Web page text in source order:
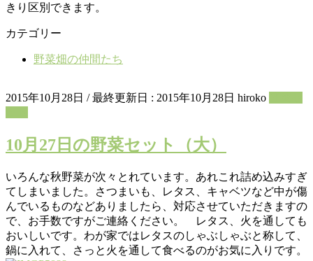
きり区別できます。
カテゴリー
野菜畑の仲間たち
2015年10月28日 / 最終更新日 : 2015年10月28日 hiroko
10月27日の野菜セット（大）
いろんな秋野菜が次々とれています。あれこれ詰め込みすぎ
てしまいました。さつまいも、レタス、キャベツなど中が傷
んでいるものなどありましたら、対応させていただきますの
で、お手数ですがご連絡ください。 レタス、火を通しても
おいしいです。わが家ではレタスのしゃぶしゃぶと称して、
鍋に入れて、さっと火を通して食べるのがお気に入りです。